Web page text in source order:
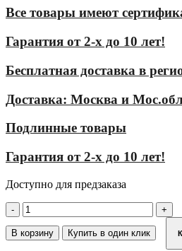
Все товары имеют
Гарантия от 2-х до 10 лет!
Бесплатная доставка в
Доставка: Москва и
Подлинные товары
Гарантия от 2-х до 10 лет!
Доступно для предзаказа
Количество
товара
Переход
В корзину Купить в один клик